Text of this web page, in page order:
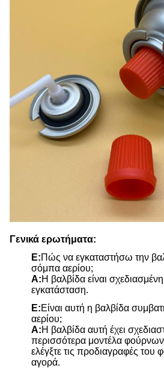
Γενικά ερωτήματα:
Ε:Πώς να εγκαταστήσω την
σόμπα αερίου;
Α:Η βαλβίδα είναι
εγκατάσταση.
Ε:Είναι αυτή η βαλβίδα
αερίου;
Α:Η βαλβίδα αυτή έχει
περισσότερα μοντέλα
ελέγξτε τις προδιαγραφές του
αγορά.